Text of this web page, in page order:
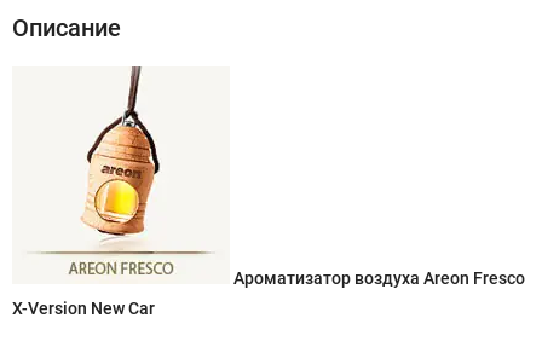
Описание
Ароматизатор воздуха Areon Fresco
X-Version New Car